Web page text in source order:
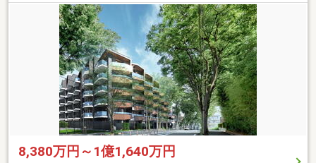
8,380万円～1億1,640万円